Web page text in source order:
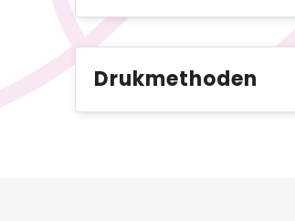
Drukmethoden